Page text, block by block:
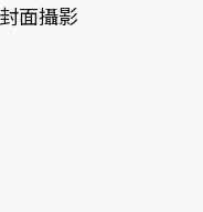
面攝影